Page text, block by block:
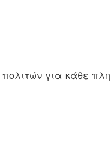
για κάθε